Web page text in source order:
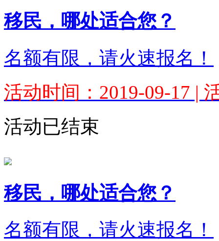
移民，哪处适合您？
名额有限，请火速报名！
活动时间：2019-09-17 |
活动已结束
移民，哪处适合您？
名额有限，请火速报名！